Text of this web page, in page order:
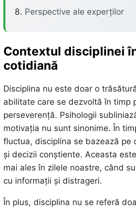
Perspective ale experților
Contextul disciplinei
cotidiană
Disciplina nu este doar o
abilitate care se dezvoltă în timp
perseverență. Psihologii
motivația nu sunt sinonime. În
fluctua, disciplina se bazează pe
și decizii conștiente. Aceasta
mai ales în zilele noastre, când
cu informații și distrageri.
În plus, disciplina nu se referă